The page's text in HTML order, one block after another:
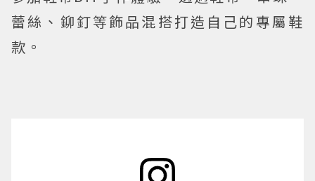
蕾絲、鉚釘等飾品混搭打造自己的專屬鞋
款。